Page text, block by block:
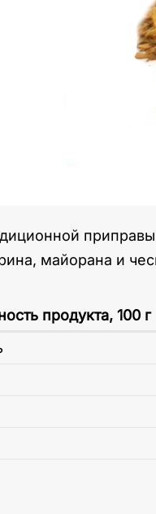
майорана и
продукта, 100 г